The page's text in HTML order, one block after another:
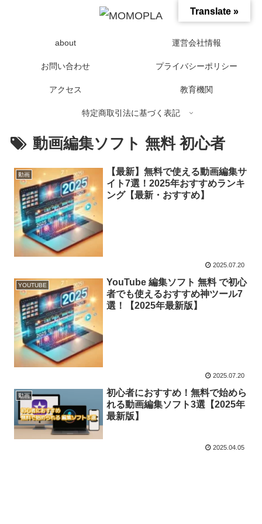
about 運営会社情報
お問い合わせ プライバシーポリシー
アクセス 教育機関
特定商取引法に基づく表記
動画編集ソフト 無料 初心者
動画
【最新】無料で使える動画編集サ
イト7選！2025年おすすめランキ
ング【最新・おすすめ】
2025.07.20
YOUTUBE
YouTube 編集ソフト 無料 で初心
者でも使えるおすすめ神ツール7
選！【2025年最新版】
2025.07.20
動画
初心者におすすめ！無料で始めら
れる動画編集ソフト3選【2025年
最新版】
2025.04.05
Translate »